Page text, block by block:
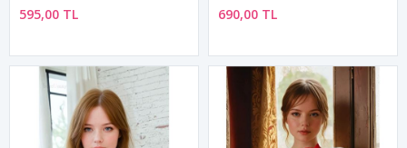
595,00 TL 690,00 TL